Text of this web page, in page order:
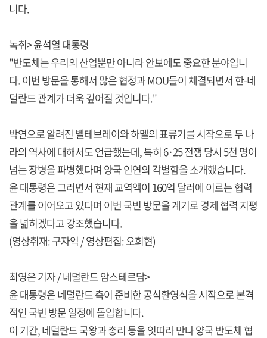
니다.
녹취> 윤석열 대통령
"반도체는 우리의 산업뿐만 아니라 안보에도 중요한 분야입니
다. 이번 방문을 통해서 많은 협정과 MOU들이 체결되면서 한-네
덜란드 관계가 더욱 깊어질 것입니다."
박연으로 알려진 벨테브레이와 하멜의 표류기를 시작으로 두 나
라의 역사에 대해서도 언급했는데, 특히 6·25 전쟁 당시 5천 명이
넘는 장병을 파병했다며 양국 인연의 각별함을 소개했습니다.
윤 대통령은 그러면서 현재 교역액이 160억 달러에 이르는 협력
관계를 이어오고 있다며 이번 국빈 방문을 계기로 경제 협력 지평
을 넓히겠다고 강조했습니다.
(영상취재: 구자익 / 영상편집: 오희현)
최영은 기자 / 네덜란드 암스테르담>
윤 대통령은 네덜란드 측이 준비한 공식환영식을 시작으로 본격
적인 국빈 방문 일정에 돌입합니다.
이 기간, 네덜란드 국왕과 총리 등을 잇따라 만나 양국 반도체 협